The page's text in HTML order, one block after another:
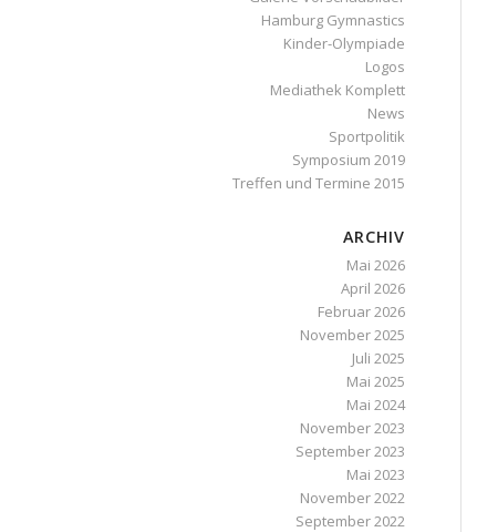
Hamburg Gymnastics
Kinder-Olympiade
Logos
Mediathek Komplett
News
Sportpolitik
Symposium 2019
Treffen und Termine 2015
ARCHIV
Mai 2026
April 2026
Februar 2026
November 2025
Juli 2025
Mai 2025
Mai 2024
November 2023
September 2023
Mai 2023
November 2022
September 2022